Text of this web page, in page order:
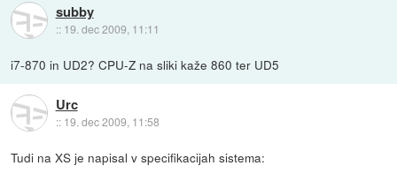
subby
:: 19. dec 2009, 11:11
i7-870 in UD2? CPU-Z na sliki kaže 860 ter UD5
Urc
:: 19. dec 2009, 11:58
Tudi na XS je napisal v specifikacijah sistema: